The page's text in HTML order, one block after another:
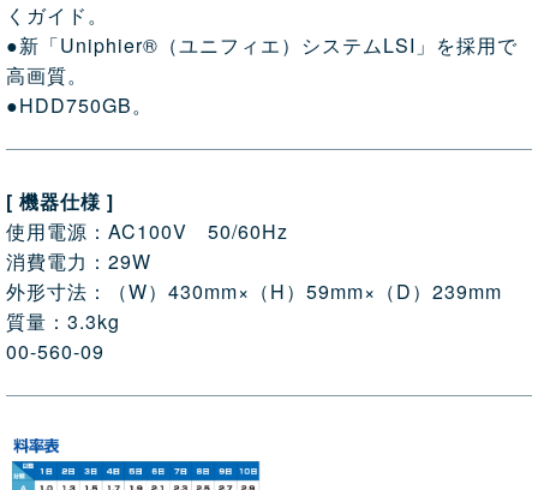
くガイド。
●新「Uniphier®（ユニフィエ）システムLSI」を採用で
高画質。
●HDD750GB。
[ 機器仕様 ]
使用電源：AC100V 50/60Hz
消費電力：29W
外形寸法：（W）430mm×（H）59mm×（D）239mm
質量：3.3kg
00-560-09